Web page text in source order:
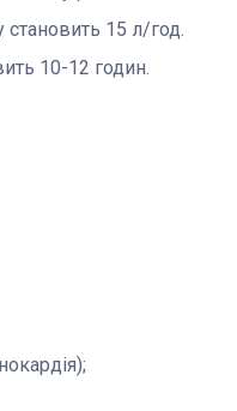
становить 15 л/год.
10-12 годин.